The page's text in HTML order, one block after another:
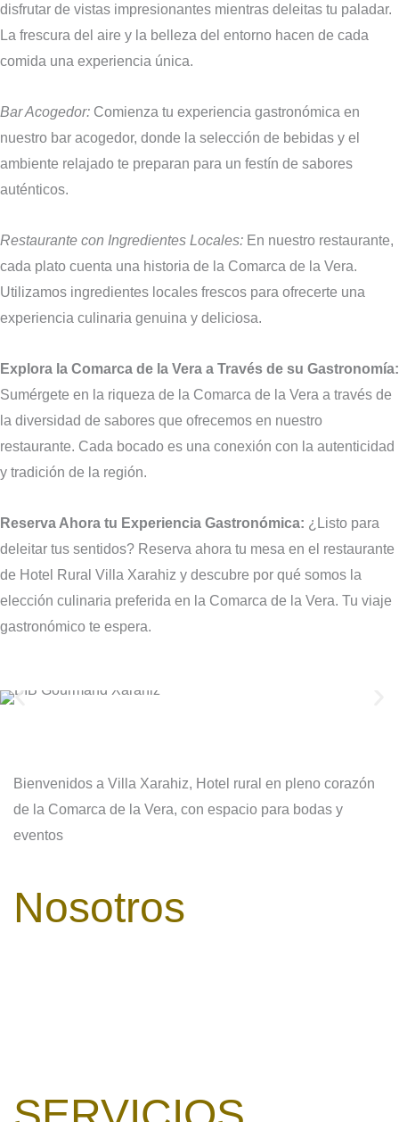
disfrutar de vistas impresionantes mientras deleitas tu paladar.
La frescura del aire y la belleza del entorno hacen de cada
comida una experiencia única.
Bar Acogedor: Comienza tu experiencia gastronómica en
nuestro bar acogedor, donde la selección de bebidas y el
ambiente relajado te preparan para un festín de sabores
auténticos.
Restaurante con Ingredientes Locales: En nuestro restaurante,
cada plato cuenta una historia de la Comarca de la Vera.
Utilizamos ingredientes locales frescos para ofrecerte una
experiencia culinaria genuina y deliciosa.
Explora la Comarca de la Vera a Través de su Gastronomía:
Sumérgete en la riqueza de la Comarca de la Vera a través de
la diversidad de sabores que ofrecemos en nuestro
restaurante. Cada bocado es una conexión con la autenticidad
y tradición de la región.
Reserva Ahora tu Experiencia Gastronómica: ¿Listo para
deleitar tus sentidos? Reserva ahora tu mesa en el restaurante
de Hotel Rural Villa Xarahiz y descubre por qué somos la
elección culinaria preferida en la Comarca de la Vera. Tu viaje
gastronómico te espera.
Bienvenidos a Villa Xarahiz, Hotel rural en pleno corazón
de la Comarca de la Vera, con espacio para bodas y
eventos
Nosotros